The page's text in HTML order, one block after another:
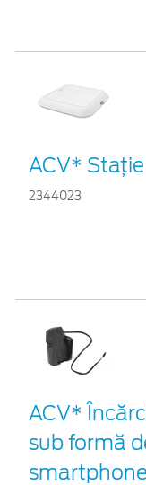
ACV*
2344023
ACV*
sub formă